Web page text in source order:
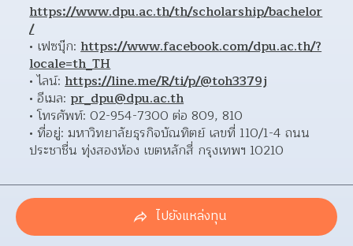
https://www.dpu.ac.th/th/scholarship/bachelor
/
เฟซบุ๊ก: https://www.facebook.com/dpu.ac.th/?
locale=th_TH
ไลน์: https://line.me/R/ti/p/@toh3379j
อีเมล: pr_dpu@dpu.ac.th
โทรศัพท์: 02-954-7300 ต่อ 809, 810
ที่อยู่: มหาวิทยาลัยธุรกิจบัณทิตย์ เลขที่ 110/1-4 ถนน
ประชาชื่น ทุ่งสองห้อง เขตหลักสี่ กรุงเทพฯ 10210
ไปยังแหล่งทุน